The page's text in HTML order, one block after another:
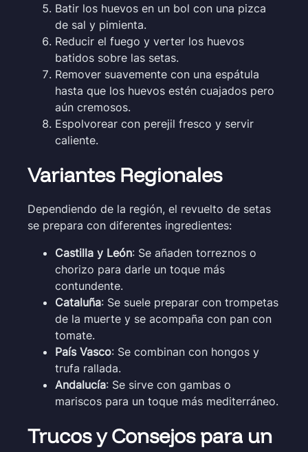
Batir los huevos en un bol con una pizca
de sal y pimienta.
Reducir el fuego y verter los huevos
batidos sobre las setas.
Remover suavemente con una espátula
hasta que los huevos estén cuajados pero
aún cremosos.
Espolvorear con perejil fresco y servir
caliente.
Variantes Regionales
Dependiendo de la región, el revuelto de setas
se prepara con diferentes ingredientes:
Castilla y León: Se añaden torreznos o
chorizo para darle un toque más
contundente.
Cataluña: Se suele preparar con trompetas
de la muerte y se acompaña con pan con
tomate.
País Vasco: Se combinan con hongos y
trufa rallada.
Andalucía: Se sirve con gambas o
mariscos para un toque más mediterráneo.
Trucos y Consejos para un